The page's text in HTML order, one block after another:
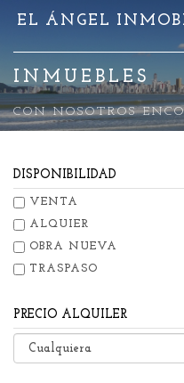
EL ÁNGEL
INMUEBLES
CON NOSOTROS
DISPONIBILIDAD
VENTA
ALQUIER
OBRA NUEVA
TRASPASO
PRECIO ALQUILER